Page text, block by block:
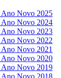
Ano Novo 2025
Ano Novo 2024
Ano Novo 2023
Ano Novo 2022
Ano Novo 2021
Ano Novo 2020
Ano Novo 2019
Ano Novo 2018